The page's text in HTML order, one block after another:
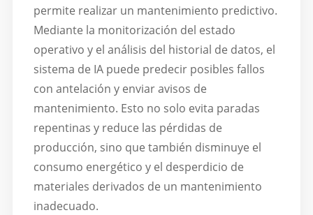
permite realizar un mantenimiento predictivo.
Mediante la monitorización del estado
operativo y el análisis del historial de datos, el
sistema de IA puede predecir posibles fallos
con antelación y enviar avisos de
mantenimiento. Esto no solo evita paradas
repentinas y reduce las pérdidas de
producción, sino que también disminuye el
consumo energético y el desperdicio de
materiales derivados de un mantenimiento
inadecuado.